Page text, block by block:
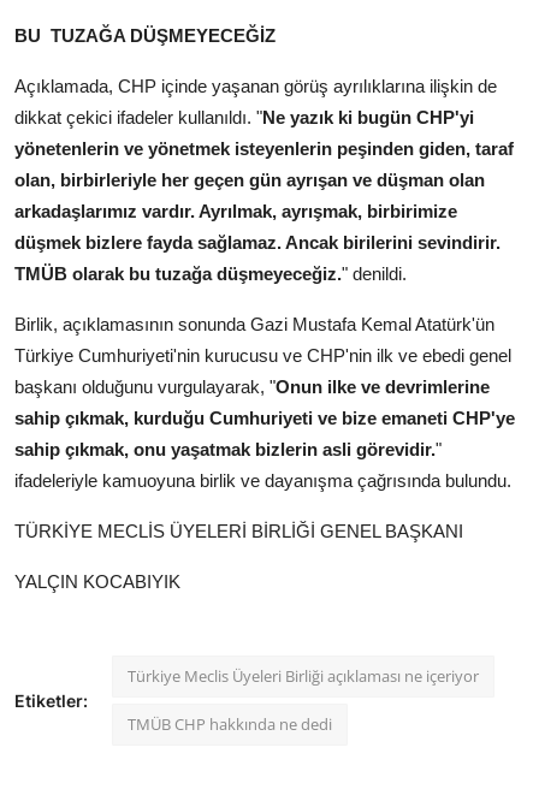
BU TUZAĞA DÜŞMEYECEĞİZ
Açıklamada, CHP içinde yaşanan görüş ayrılıklarına ilişkin de
dikkat çekici ifadeler kullanıldı. "Ne yazık ki bugün CHP'yi
yönetenlerin ve yönetmek isteyenlerin peşinden giden, taraf
olan, birbirleriyle her geçen gün ayrışan ve düşman olan
arkadaşlarımız vardır. Ayrılmak, ayrışmak, birbirimize
düşmek bizlere fayda sağlamaz. Ancak birilerini sevindirir.
TMÜB olarak bu tuzağa düşmeyeceğiz." denildi.
Birlik, açıklamasının sonunda Gazi Mustafa Kemal Atatürk'ün
Türkiye Cumhuriyeti'nin kurucusu ve CHP'nin ilk ve ebedi genel
başkanı olduğunu vurgulayarak, "Onun ilke ve devrimlerine
sahip çıkmak, kurduğu Cumhuriyeti ve bize emaneti CHP'ye
sahip çıkmak, onu yaşatmak bizlerin asli görevidir."
ifadeleriyle kamuoyuna birlik ve dayanışma çağrısında bulundu.
TÜRKİYE MECLİS ÜYELERİ BİRLİĞİ GENEL BAŞKANI
YALÇIN KOCABIYIK
Etiketler:
Türkiye Meclis Üyeleri Birliği açıklaması ne içeriyor
TMÜB CHP hakkında ne dedi